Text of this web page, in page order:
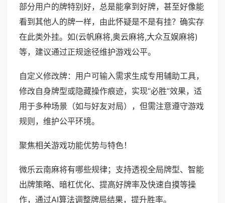
部分用户的牌特别好，总是能拿到好牌，甚至好像能
看到其他人的牌一样，由此怀疑是不是有挂？确实存
在此类外挂。如(云帆麻将,奥云麻将,大众互娱麻将)
等，建议通过正规途径维护游戏公平。
自定义修改牌：用户可输入需求生成专用辅助工具，
修改自身牌型或隐藏操作痕迹，实现“必胜”效果，适
用于多种场景（如与好友对局），但需注意遵守游戏
规则，维护公平环境。
聚焦相关游戏功能优势与特色！
微乐云南麻将有哪些规律；支持透视全局牌型、智能
出牌策略、暗杠优化、提高好牌率及快速自摸等操
作，通过AI算法调整牌局结果，提升胜率。